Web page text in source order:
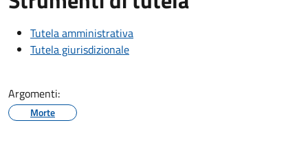
Tutela amministrativa
Tutela giurisdizionale
Argomenti:
Morte